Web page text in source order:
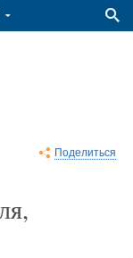
Поделиться